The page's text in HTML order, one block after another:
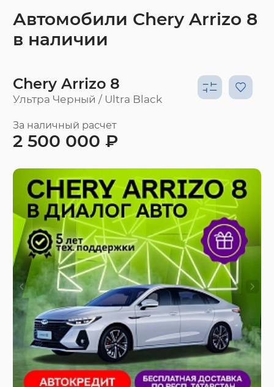
Автомобили Chery Arrizo 8
в наличии
Chery Arrizo 8
Ультра Черный / Ultra Black
За наличный расчет
2 500 000 ₽